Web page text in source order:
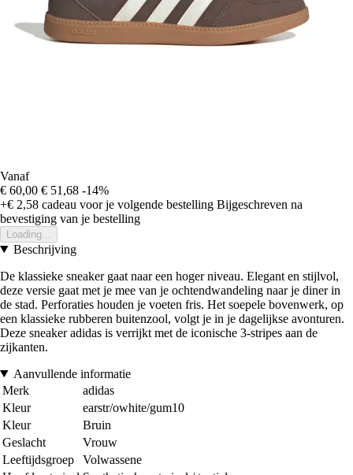
Vanaf
€ 60,00 € 51,68 -14%
+€ 2,58 cadeau voor je volgende bestelling Bijgeschreven na
bevestiging van je bestelling
Loading...
Beschrijving
De klassieke sneaker gaat naar een hoger niveau. Elegant en stijlvol,
deze versie gaat met je mee van je ochtendwandeling naar je diner in
de stad. Perforaties houden je voeten fris. Het soepele bovenwerk, op
een klassieke rubberen buitenzool, volgt je in je dagelijkse avonturen.
Deze sneaker adidas is verrijkt met de iconische 3-stripes aan de
zijkanten.
Aanvullende informatie
Merk
adidas
Kleur
earstr/owhite/gum10
Kleur
Bruin
Geslacht
Vrouw
Leeftijdsgroep
Volwassene